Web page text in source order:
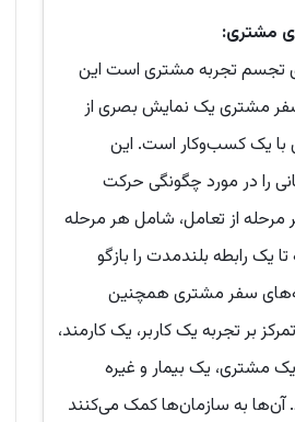
مشتری:
تجسم تجربه مشتری است این
مشتری یک نمایش بصری از
با یک کسب‌وکار است. این
را در مورد چگونگی حرکت
از تعامل، شامل هر مرحله
تا یک رابطه بلندمدت را بازگو
سفر مشتری همچنین
بر تجربه یک کاربر، یک کارمند،
مشتری، یک بیمار و غیره
آن‌ها به سازمان‌ها کمک می‌کنند